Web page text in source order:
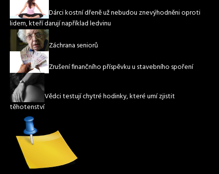
Dárci kostní dřeně už nebudou znevýhodněni oproti
lidem, kteří darují například ledvinu
Záchrana seniorů
Zrušení finančního příspěvku u stavebního spoření
Vědci testují chytré hodinky, které umí zjistit
těhotenství